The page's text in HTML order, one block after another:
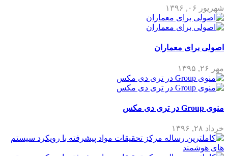
شهریور ۰۶, ۱۳۹۶
اصولی برای معماران
مهر ۲۶, ۱۳۹۵
منوی Group در تری دی مکس
خرداد ۲۸, ۱۳۹۶